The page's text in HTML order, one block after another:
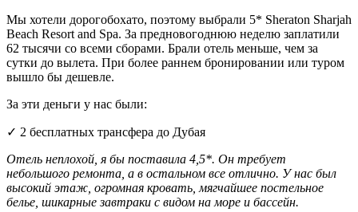
Мы хотели дорогобохато, поэтому выбрали 5* Sheraton Sharjah
Beach Resort and Spa. За предновогоднюю неделю заплатили
62 тысячи со всеми сборами. Брали отель меньше, чем за
сутки до вылета. При более раннем бронировании или туром
вышло бы дешевле.
За эти деньги у нас были:
✓ 2 бесплатных трансфера до Дубая
Отель неплохой, я бы поставила 4,5*. Он требует
небольшого ремонта, а в остальном все отлично. У нас был
высокий этаж, огромная кровать, мягчайшее постельное
белье, шикарные завтраки с видом на море и бассейн.